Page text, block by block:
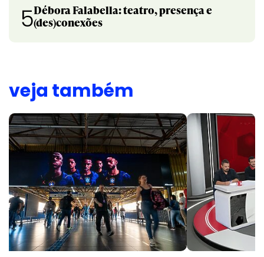
5Débora Falabella: teatro, presença e
(des)conexões
veja também